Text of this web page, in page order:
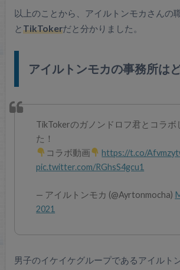
以上のことから、アイルトンモカさんの
とTikTokerだと分かりました。
アイルトンモカの事務所は
TikTokerのガノンドロフ君とコラボ
た！
コラボ動画
https://t.co/
pic.twitter.com/RGhsS4gcu1
— アイルトンモカ (@Ayrtonmocha)
2021
男子のイケイケグループであるアイルト